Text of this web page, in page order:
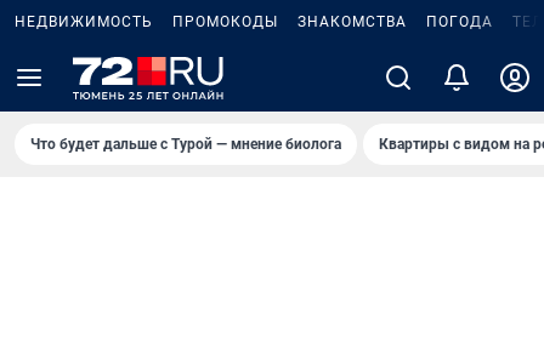
НЕДВИЖИМОСТЬ ПРОМОКОДЫ ЗНАКОМСТВА ПОГОДА
Что будет дальше с Турой — мнение биолога Квартиры с видом на